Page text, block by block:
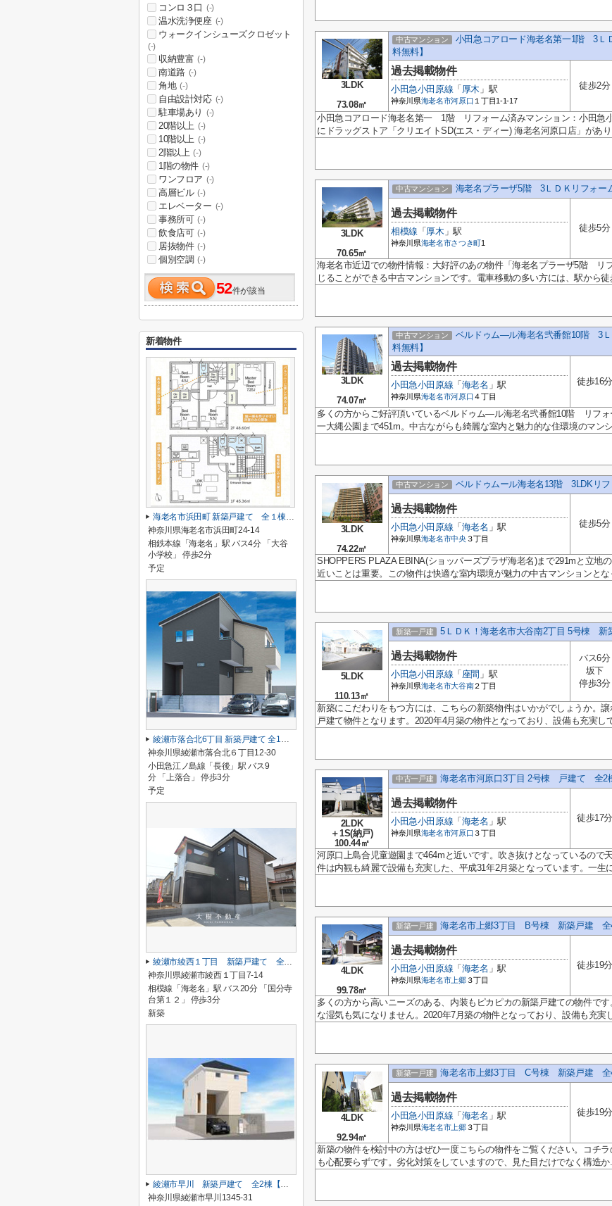
3LDK
73.08㎡
中古マンション
小田急コアロード海老名第一1階 3Ｌ
料無料】
過去掲載物件
小田急小田原線 「 厚木 」駅
神奈川県海老名市河原口 １丁目1-1-17
徒歩2分
小田急コアロード海老名第一 1階 リフォーム済みマンション：小田急
にドラッグストア「クリエイトSD(エス・ディー) 海老名河原口店」があ
3LDK
70.65㎡
中古マンション 海老名プラーザ5階 3ＬＤＫリフォー
過去掲載物件
相模線 「 厚木 」駅
神奈川県海老名市さつき町1
徒歩5分
海老名市近辺での物件情報：大好評のあの物件「海老名プラーザ5階 リ
じることができる中古マンションです。電車移動の多い方には、駅から徒
3LDK
74.07㎡
中古マンション
ベルドゥム―ル海老名弐番館10階 3Ｌ
料無料】
過去掲載物件
小田急小田原線 「 海老名 」駅
神奈川県海老名市河原口 ４丁目
徒歩16分
多くの方からご好評頂いているベルドゥム―ル海老名弐番館10階 リフォ
一大縄公園まで451m。中古ながらも綺麗な室内と魅力的な住環境のマン
3LDK
74.22㎡
中古マンション ベルドゥムール海老名13階 3LDKリフ
過去掲載物件
小田急小田原線 「 海老名 」駅
神奈川県海老名市中央３丁目
徒歩5分
SHOPPERS PLAZA EBINA(ショッパーズプラザ海老名)まで291mと立地
近いことは重要。この物件は快適な室内環境が魅力の中古マンションとな
5LDK
110.13㎡
新築一戸建 5ＬＤＫ！海老名市大谷南2丁目 5号棟 新
過去掲載物件
小田急小田原線 「 座間 」駅
神奈川県海老名市大谷南２丁目
バス6分
坂下
停歩3分
新築にこだわりをもつ方には、こちらの新築物件はいかがでしょうか。
戸建て物件となります。2020年4月築の物件となっており、設備も充実し
2LDK
＋1S(納戸)
100.44㎡
中古一戸建 海老名市河原口3丁目 2号棟 戸建て 全2
過去掲載物件
小田急小田原線 「 海老名 」駅
神奈川県海老名市河原口 ３丁目
徒歩17分
河原口上島合児童遊園まで464mと近いです。吹き抜けとなっているので
件は内観も綺麗で設備も充実した、平成31年2月築となっています。一生
4LDK
99.78㎡
新築一戸建 海老名市上郷3丁目 B号棟 新築戸建 全4
過去掲載物件
小田急小田原線 「 海老名 」駅
神奈川県海老名市上郷３丁目
徒歩19分
多くの方から高いニーズのある、内装もピカピカの新築戸建ての物件で
な湿気も気になりません。2020年7月築の物件となっており、設備も充実
4LDK
92.94㎡
新築一戸建 海老名市上郷3丁目 C号棟 新築戸建 全4
過去掲載物件
小田急小田原線 「 海老名 」駅
神奈川県海老名市上郷３丁目
徒歩19分
新築の物件を検討中の方はぜひ一度こちらの物件をご覧ください。コチ
も心配要らずです。劣化対策をしていますので、見た目だけでなく構造か
コンロ３口 (-)
温水洗浄便座 (-)
ウォークインシューズクロゼット
(-)
収納豊富 (-)
南道路 (-)
角地 (-)
自由設計対応 (-)
駐車場あり (-)
20階以上 (-)
10階以上 (-)
2階以上 (-)
1階の物件 (-)
ワンフロア (-)
高層ビル (-)
エレベーター (-)
事務所可 (-)
飲食店可 (-)
居抜物件 (-)
個別空調 (-)
52件が該当
新着物件
海老名市浜田町 新築戸建て 全１棟【仲介手数料無料】
神奈川県海老名市浜田町24-14
相鉄本線「海老名」駅 バス4分 「大谷
小学校」 停歩2分
予定
綾瀬市落合北6丁目 新築戸建て 全1棟【仲介手数料無料】
神奈川県綾瀬市落合北６丁目12-30
小田急江ノ島線「長後」駅 バス9
分 「上落合」 停歩3分
予定
綾瀬市綾西１丁目 新築戸建て 全１棟【仲介手数料無料】
神奈川県綾瀬市綾西１丁目7-14
相模線「海老名」駅 バス20分 「国分寺
台第１２」 停歩3分
新築
綾瀬市早川 新築戸建て 全2棟【仲介手数料無料】
神奈川県綾瀬市早川1345-31